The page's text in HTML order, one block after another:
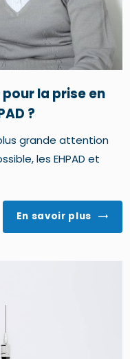
la prise en
?
grande attention
les EHPAD et
En savoir plus